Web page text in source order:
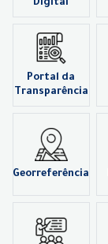
Digital
Portal da
Transparência
Georreferência